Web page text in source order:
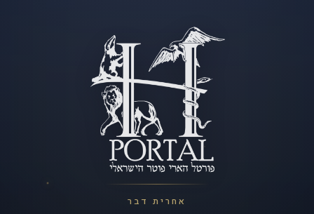
אחרית דבר